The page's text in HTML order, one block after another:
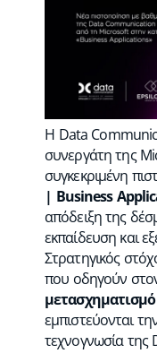
Η Data
συνεργάτη της
συγκεκριμένη
| Business
απόδειξη της
εκπαίδευση και
Στρατηγικός
που οδηγούν
μετασχηματισμό
εμπιστεύονται
τεχνογνωσία